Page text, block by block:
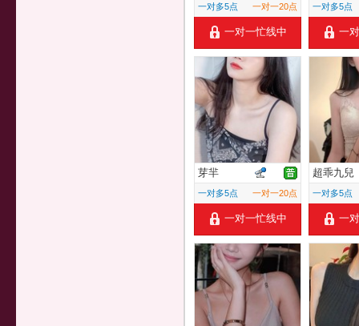
一对多5点 一对一20点
一对一忙线中
一对多5点
一
芽羋
一对多5点 一对一20点
一对一忙线中
超乖九兒
一对多5点
一